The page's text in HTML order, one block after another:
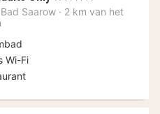
nacht
Bad Saarow · 2 km van het
Wi-Fi